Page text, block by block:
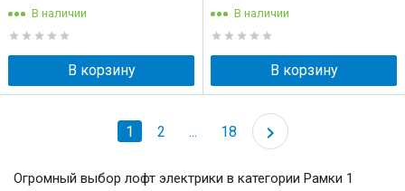
В наличии
В корзину
В наличии
В корзину
1 2 ... 18
Огромный выбор лофт электрики в категории Рамки 1